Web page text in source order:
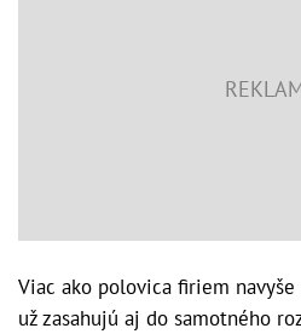
Viac ako polovica firiem
už zasahujú aj do samotného